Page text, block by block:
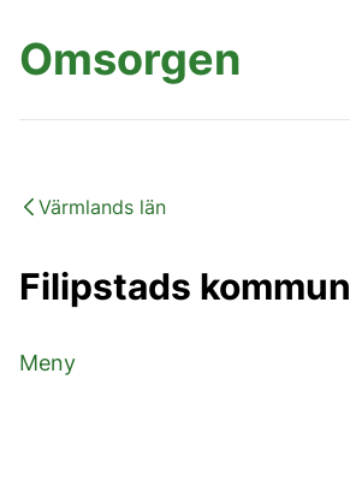
Omsorgen
Värmlands län
Filipstads kommun
Meny